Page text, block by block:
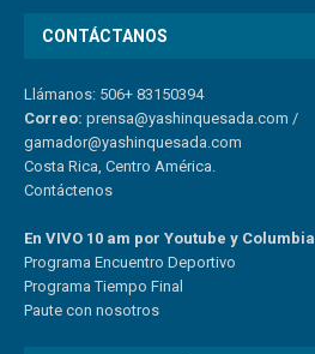
CONTÁCTANOS
Llámanos: 506+ 83150394
Correo: prensa@yashinquesada.com /
gamador@yashinquesada.com
Costa Rica, Centro América.
Contáctenos
En VIVO 10 am por Youtube y Columbia
Programa Encuentro Deportivo
Programa Tiempo Final
Paute con nosotros